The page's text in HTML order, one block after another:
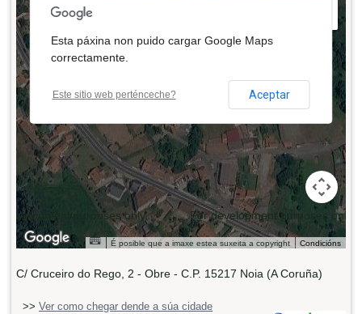
For development purposes only
For development purposes only
development purposes only
development purposes only
É posible que a imaxe estea suxeita a copyright Condicións
Esta páxina non puido cargar Google Maps
correctamente.
Este sitio web perténceche? Aceptar
C/ Cruceiro do Rego, 2 - Obre - C.P. 15217 Noia (A Coruña)
>> Ver como chegar dende a súa cidade